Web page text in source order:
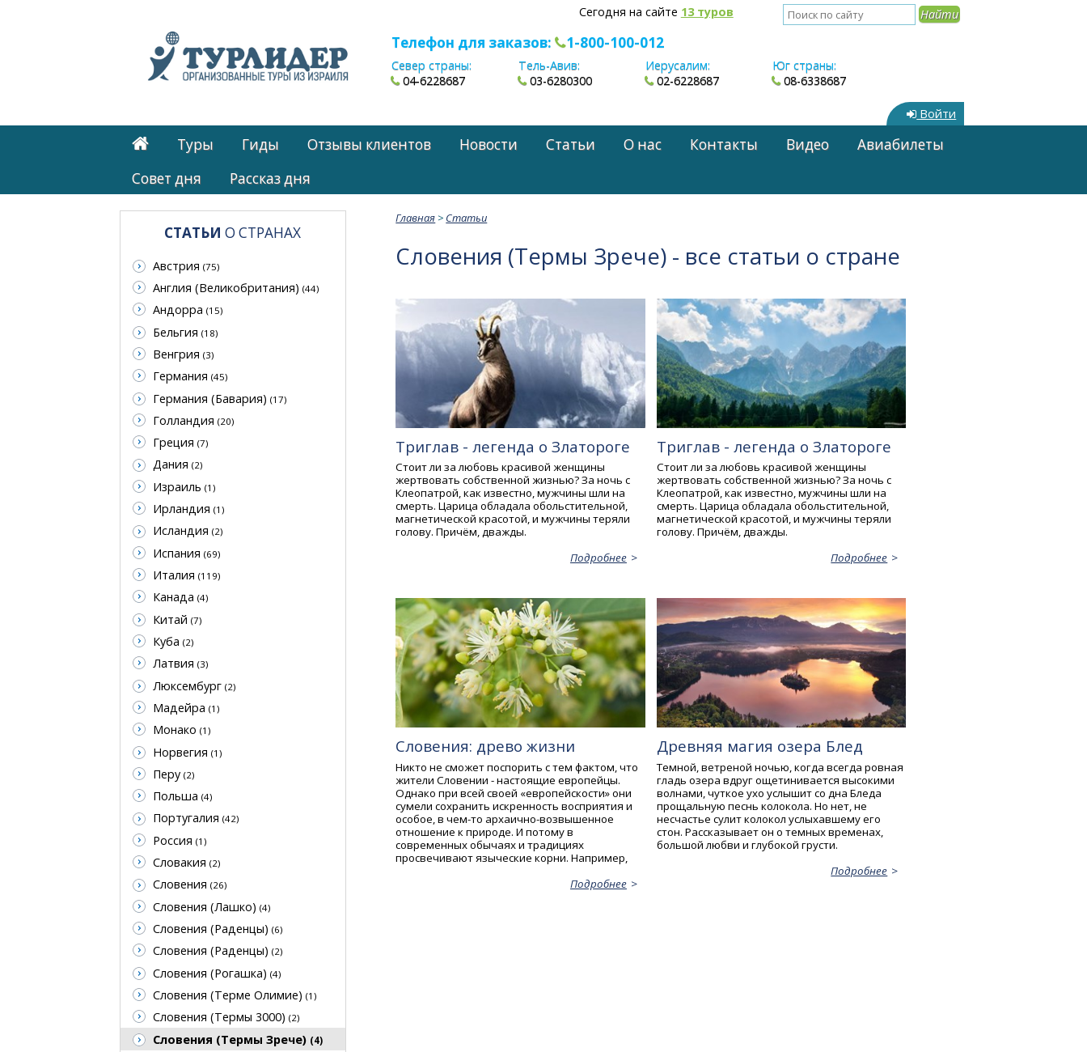
Сегодня на сайте 13 туров
Телефон для заказов: 1-800-100-012
Север страны:
04-6228687
Тель-Авив:
03-6280300
Иерусалим:
02-6228687
Юг страны:
08-6338687
Войти
Туры Гиды Отзывы клиентов Новости Статьи О нас Контакты Видео
Авиабилеты
Cовет дня
Рассказ дня
Главная > Статьи
Словения (Термы Зрече) - все статьи о стране
Триглав - легенда о Златороге
Стоит ли за любовь красивой женщины
жертвовать собственной жизнью? За ночь с
Клеопатрой, как известно, мужчины шли на
смерть. Царица обладала обольстительной,
магнетической красотой, и мужчины теряли
голову. Причём, дважды.
Подробнее
Триглав - легенда о Златороге
Стоит ли за любовь красивой женщины
жертвовать собственной жизнью? За ночь с
Клеопатрой, как известно, мужчины шли на
смерть. Царица обладала обольстительной,
магнетической красотой, и мужчины теряли
голову. Причём, дважды.
Подробнее
Словения: древо жизни
Никто не сможет поспорить с тем фактом, что
жители Словении - настоящие европейцы.
Однако при всей своей «европейскости» они
сумели сохранить искренность восприятия и
особое, в чем-то архаично-возвышенное
отношение к природе. И потому в
современных обычаях и традициях
просвечивают языческие корни. Например,
Подробнее
Древняя магия озера Блед
Темной, ветреной ночью, когда всегда ровная
гладь озера вдруг ощетинивается высокими
волнами, чуткое ухо услышит со дна Бледа
прощальную песнь колокола. Но нет, не
несчастье сулит колокол услыхавшему его
стон. Рассказывает он о темных временах,
большой любви и глубокой грусти.
Подробнее
СТАТЬИО СТРАНАХ
Австрия (75)
Англия (Великобритания) (44)
Андорра (15)
Бельгия (18)
Венгрия (3)
Германия (45)
Германия (Бавария) (17)
Голландия (20)
Греция (7)
Дания (2)
Израиль (1)
Ирландия (1)
Исландия (2)
Испания (69)
Италия (119)
Канада (4)
Китай (7)
Куба (2)
Латвия (3)
Люксембург (2)
Мадейра (1)
Монако (1)
Норвегия (1)
Перу (2)
Польша (4)
Португалия (42)
Россия (1)
Словакия (2)
Словения (26)
Словения (Лашко) (4)
Словения (Раденцы) (6)
Словения (Раденцы) (2)
Словения (Рогашка) (4)
Словения (Терме Олимие) (1)
Словения (Термы 3000) (2)
Словения (Термы Зрече) (4)